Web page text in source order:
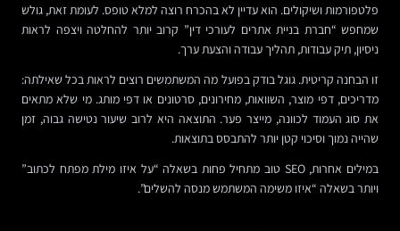
פלטפורמות ושיקולים. הוא עדיין לא בהכרח רוצה למלא טופס. לעומת זאת, גולש
שמחפש “חברת בניית אתרים לעורכי דין” קרוב יותר להחלטה ויצפה לראות
ניסיון, תיק עבודות, תהליך עבודה והצעת ערך.
זו הבחנה קריטית. גוגל בודק בפועל מה המשתמשים רוצים לראות בכל שאילתה:
מדריכים, דפי מוצר, השוואות, מחירונים, סרטונים או דפי מותג. מי שלא מתאים
את סוג העמוד לכוונה, מייצר פער. התוצאה היא לרוב שיעור נטישה גבוה, זמן
שהייה נמוך וסיכוי קטן יותר להתבסס בתוצאות.
במילים אחרות, SEO טוב מתחיל פחות בשאלה “על איזו מילת מפתח לכתוב”
ויותר בשאלה “איזו משימה המשתמש מנסה להשלים”.